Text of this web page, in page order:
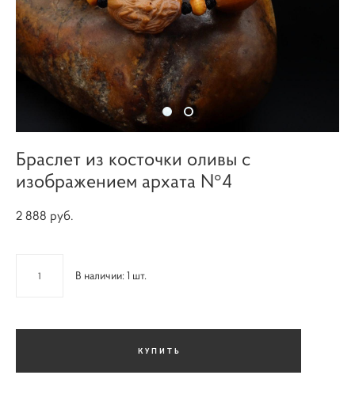
Браслет из косточки оливы с
изображением архата N°4
2 888 pуб.
В наличии:1 шт.
КУПИТЬ